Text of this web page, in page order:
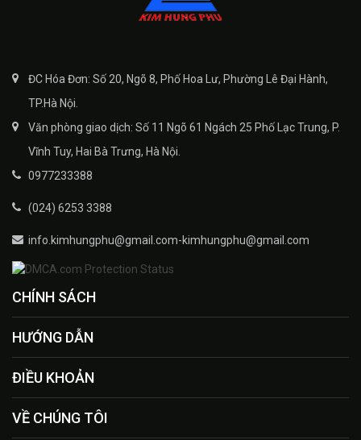
ĐC Hóa Đơn: Số 20, Ngõ 8, Phố Hoa Lư, Phường Lê Đại Hành,
TP.Hà Nội.
Văn phòng giao dịch: Số 11 Ngõ 61 Ngách 25 Phố Lạc Trung, P.
Vĩnh Tuy, Hai Bà Trưng, Hà Nội.
0977233388
(024) 6253 3388
info.kimhungphu@gmail.com-kimhungphu@gmail.com
CHÍNH SÁCH
HƯỚNG DẪN
ĐIỀU KHOẢN
VỀ CHÚNG TÔI